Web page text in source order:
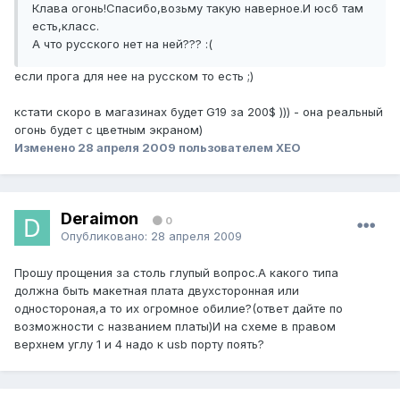
Клава огонь!Спасибо,возьму такую наверное.И юсб там
есть,класс.
А что русского нет на ней??? :(
если прога для нее на русском то есть ;)
кстати скоро в магазинах будет G19 за 200$ ))) - она реальный
огонь будет с цветным экраном)
Изменено 28 апреля 2009 пользователем XEO
Deraimon 0
Опубликовано: 28 апреля 2009
Прошу прощения за столь глупый вопрос.А какого типа
должна быть макетная плата двухсторонная или
одностороная,а то их огромное обилие?(ответ дайте по
возможности с названием платы)И на схеме в правом
верхнем углу 1 и 4 надо к usb порту поять?